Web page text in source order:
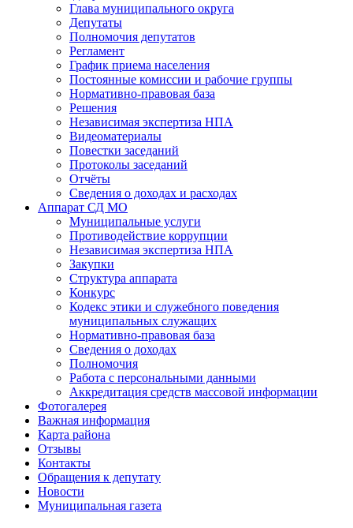
Глава муниципального округа
Депутаты
Полномочия депутатов
Регламент
График приема населения
Постоянные комиссии и рабочие группы
Нормативно-правовая база
Решения
Независимая экспертиза НПА
Видеоматериалы
Повестки заседаний
Протоколы заседаний
Отчёты
Сведения о доходах и расходах
Аппарат СД МО
Муниципальные услуги
Противодействие коррупции
Независимая экспертиза НПА
Закупки
Структура аппарата
Конкурс
Кодекс этики и служебного поведения
муниципальных служащих
Нормативно-правовая база
Сведения о доходах
Полномочия
Работа с персональными данными
Аккредитация средств массовой информации
Фотогалерея
Важная информация
Карта района
Отзывы
Контакты
Обращения к депутату
Новости
Муниципальная газета